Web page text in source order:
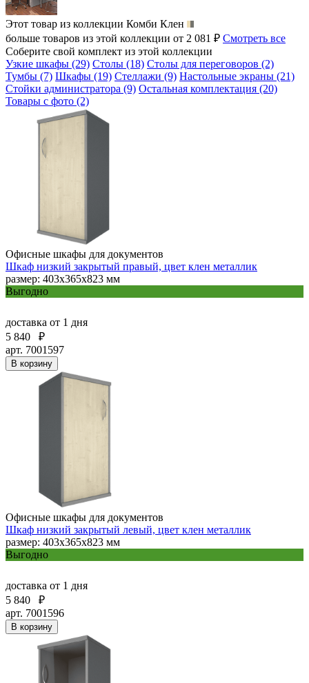
Этот товар из коллекции Комби Клен
больше товаров из этой коллекции от 2 081 ₽ Смотреть все
Соберите свой комплект из этой коллекции
Узкие шкафы (29) Столы (18) Столы для переговоров (2)
Тумбы (7) Шкафы (19) Стеллажи (9) Настольные экраны (21)
Стойки администратора (9) Остальная комплектация (20)
Товары с фото (2)
Офисные шкафы для документов
Шкаф низкий закрытый правый, цвет клен металлик
размер: 403х365х823 мм
Выгодно
доставка от 1 дня
5 840
₽
арт. 7001597
В корзину
Офисные шкафы для документов
Шкаф низкий закрытый левый, цвет клен металлик
размер: 403х365х823 мм
Выгодно
доставка от 1 дня
5 840
₽
арт. 7001596
В корзину